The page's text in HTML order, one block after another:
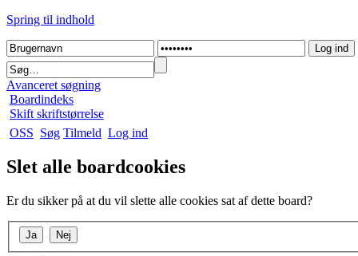
Spring til indhold
Avanceret søgning
Boardindeks
Skift skriftstørrelse
OSS Søg Tilmeld Log ind
Slet alle boardcookies
Er du sikker på at du vil slette alle cookies sat af dette board?